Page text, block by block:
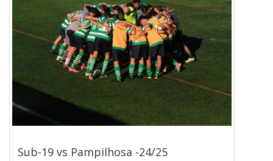
Sub-19 vs Pampilhosa -24/25